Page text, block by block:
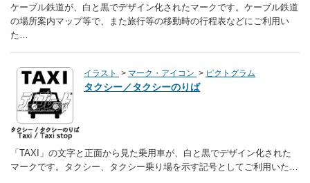
ケーブル鉄道が、白と黒でデザイン化されたマークです。ケーブル鉄道
の場所案内マップ等で、また旅行等の移動時の行程表などにご利用い
た…
イラスト マーク・アイコン ピクトグラム
タクシー／タクシーのりば
「TAXI」の文字と正面から見た乗用車が、白と黒でデザイン化された
マークです。タクシー、タクシー乗り場を示す記号としてご利用いた…